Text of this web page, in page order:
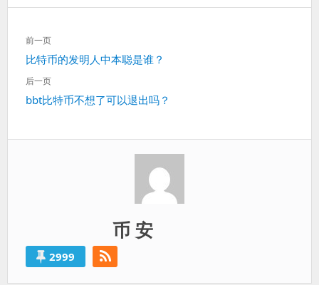
文
章
导
航
前一页
上
一
比特币的发明人中本聪是谁？
后一页
下
bbt比特币不想了可以退出吗？
币 安
2999